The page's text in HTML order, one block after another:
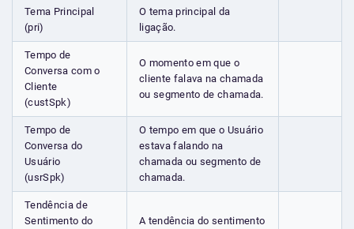
Tema Principal
(pri)
O tema principal da
ligação.
Tempo de
Conversa com o
Cliente
(custSpk)
O momento em que o
cliente falava na chamada
ou segmento de chamada.
Tempo de
Conversa do
Usuário
(usrSpk)
O tempo em que o Usuário
estava falando na
chamada ou segmento de
chamada.
Tendência de
Sentimento do
A tendência do sentimento